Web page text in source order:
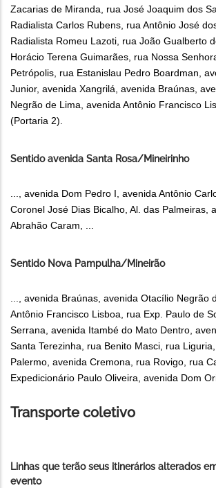
Zacarias de Miranda, rua José Joaquim dos
Radialista Carlos Rubens, rua Antônio José
Radialista Romeu Lazoti, rua João Gualberto
Horácio Terena Guimarães, rua Nossa
Petrópolis, rua Estanislau Pedro Boardman,
Junior, avenida Xangrilá, avenida Braúnas,
Negrão de Lima, avenida Antônio Francisco
(Portaria 2).
Sentido avenida Santa Rosa/Mineirinho
..., avenida Dom Pedro I, avenida Antônio
Coronel José Dias Bicalho, Al. das Palmeiras,
Abrahão Caram, ...
Sentido Nova Pampulha/Mineirão
..., avenida Braúnas, avenida Otacílio Negrão
Antônio Francisco Lisboa, rua Exp. Paulo de
Serrana, avenida Itambé do Mato Dentro,
Santa Terezinha, rua Benito Masci, rua
Palermo, avenida Cremona, rua Rovigo, rua
Expedicionário Paulo Oliveira, avenida Dom
Transporte coletivo
Linhas que terão seus itinerários alterados
evento